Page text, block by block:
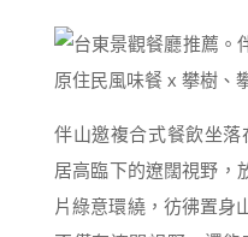
伴山邀複合式餐飲坐
居高臨下的遼闊視野，
片綠意環繞，彷彿置身